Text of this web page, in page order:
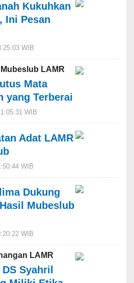
Kukuhkan
Ini Pesan
WIB
LAMR
Mata
yang Terberai
WIB
Adat LAMR
WIB
Dukung
Mubeslub
WIB
LAMR
Syahril